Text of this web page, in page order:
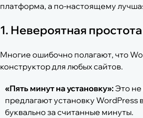
платформа, а по-настоящему
1. Невероятная
Многие ошибочно полагают, что
конструктор для любых сайтов.
«Пять минут на установку»:Это не
предлагают установку WordPress
буквально за считанные минуты.